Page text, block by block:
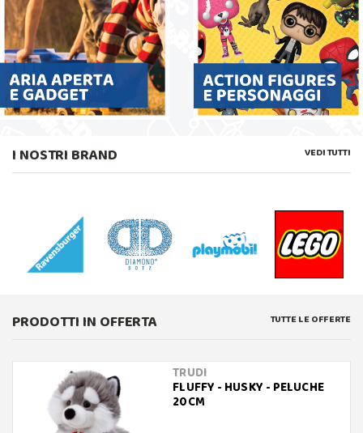
I NOSTRI BRAND VEDI TUTTI
PRODOTTI IN OFFERTA TUTTE LE OFFERTE
TRUDI
FLUFFY - HUSKY - PELUCHE
20CM